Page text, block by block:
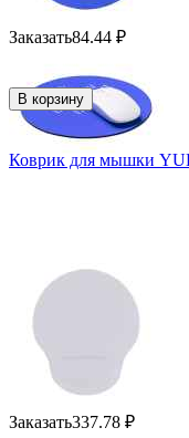
Заказать84.44 ₽
В корзину
Коврик для мышки
Заказать337.78 ₽